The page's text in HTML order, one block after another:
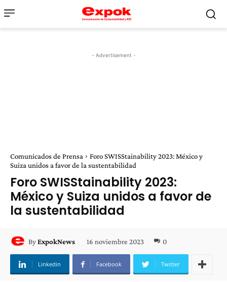
- Advertisement -
Comunicados de Prensa
Foro SWISStainability 2023: México y
Suiza unidos a favor de la sustentabilidad
Foro SWISStainability 2023:
México y Suiza unidos a favor de
la sustentabilidad
ByExpokNews 16 noviembre 2023 0
Linkedin Facebook Twitter